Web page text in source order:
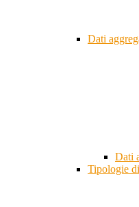
Dati
Dati
Tipologie